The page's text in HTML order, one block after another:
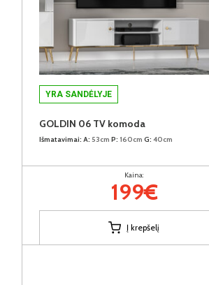
YRA SANDĖLYJE
GOLDIN 06 TV komoda
Išmatavimai: A: 53cm P: 160cm G: 40cm
Kaina:
199€
Į krepšelį